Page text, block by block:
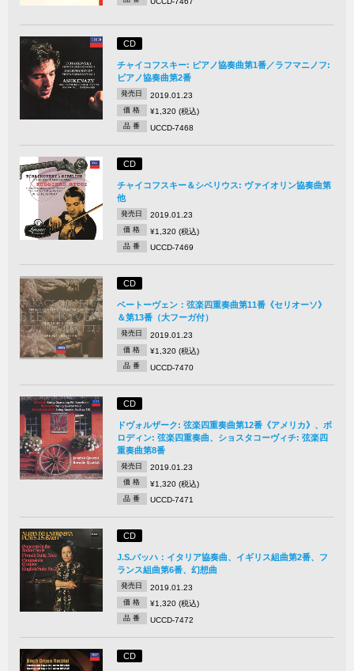
CD
チャイコフスキー: ピアノ協奏曲第1番／ラフマニノフ:
ピアノ協奏曲第2番
発売日 2019.01.23
価 格 ¥1,320 (税込)
品 番 UCCD-7468
CD
チャイコフスキー＆シベリウス: ヴァイオリン協奏曲第
他
発売日 2019.01.23
価 格 ¥1,320 (税込)
品 番 UCCD-7469
CD
ベートーヴェン：弦楽四重奏曲第11番《セリオーソ》
＆第13番（大フーガ付）
発売日 2019.01.23
価 格 ¥1,320 (税込)
品 番 UCCD-7470
CD
ドヴォルザーク: 弦楽四重奏曲第12番《アメリカ》、ボ
ロディン: 弦楽四重奏曲、ショスタコーヴィチ: 弦楽四
重奏曲第8番
発売日 2019.01.23
価 格 ¥1,320 (税込)
品 番 UCCD-7471
CD
J.S.バッハ：イタリア協奏曲、イギリス組曲第2番、フ
ランス組曲第6番、幻想曲
発売日 2019.01.23
価 格 ¥1,320 (税込)
品 番 UCCD-7472
CD